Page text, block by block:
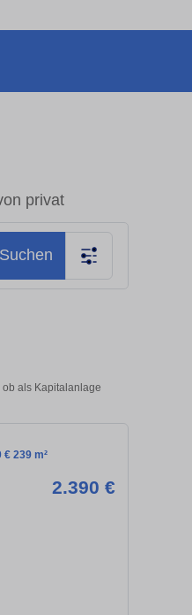
privat
Suchen
als Kapitalanlage
239 m²
2.390 €